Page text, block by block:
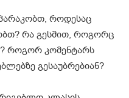
როდესაც
რა გესმით, როგორც
როგორ კომენტარს
გესაუბრებიან?